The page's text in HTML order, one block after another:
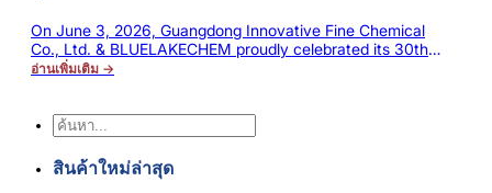
On June 3, 2026, Guangdong Innovative Fine Chemical
Co., Ltd. & BLUELAKECHEM proudly celebrated its 30th
birthday — a remarkable milestone filled with dreams,
grown from humble beginnings into a steady, thriving leader
in the industry. Throughout this journey,…
อ่านเพิ่มเติม →
ค้นหา
สินค้าใหม่ล่าสุด